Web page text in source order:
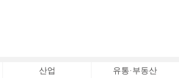
산업 유통·부동산